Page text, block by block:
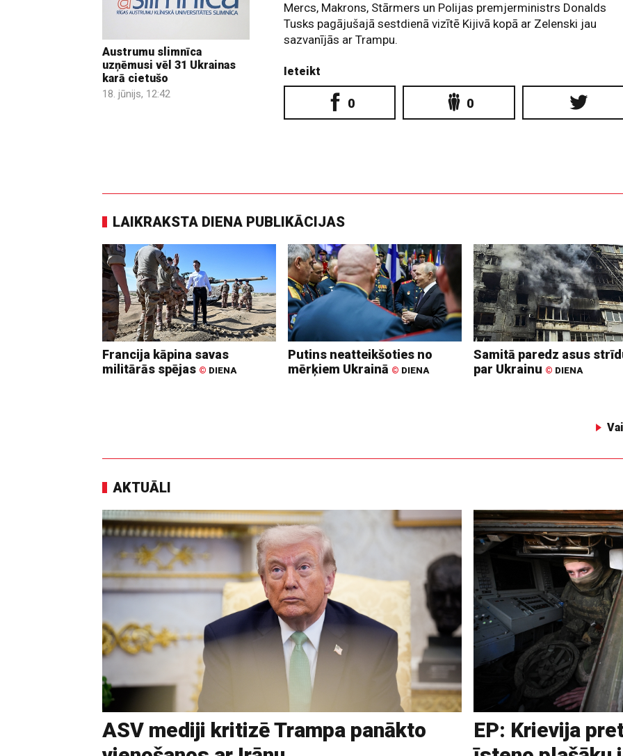
Austrumu slimnīca
uzņēmusi vēl 31 Ukrainas
karā cietušo
18. jūnijs, 12:42
Mercs, Makrons, Stārmers un Polijas premjerministrs Donalds
Tusks pagājušajā sestdienā vizītē Kijivā kopā ar Zelenski jau
sazvanījās ar Trampu.
Ieteikt
0 0
LAIKRAKSTA DIENA PUBLIKĀCIJAS
Francija kāpina savas
militārās spējas © DIENA
Putins neatteikšoties no
mērķiem Ukrainā © DIENA
Samitā paredz asus
par Ukrainu © DIENA
AKTUĀLI
ASV mediji kritizē Trampa panākto
EP: Krievija